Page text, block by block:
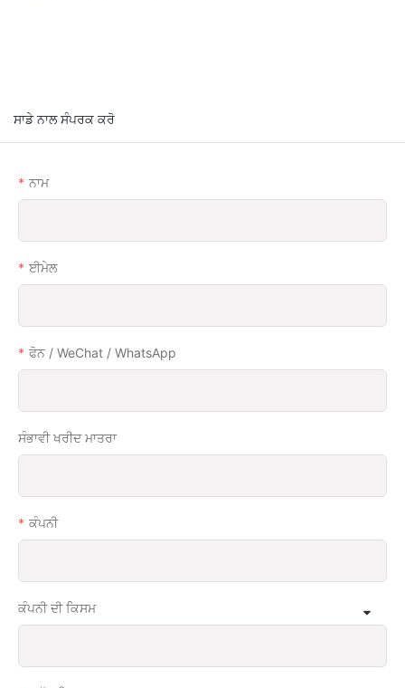
ਸਾਡੇ ਨਾਲ ਸੰਪਰਕ ਕਰੋ
ਨਾਮ
ਈਮੇਲ
ਫੋਨ / WeChat / WhatsApp
ਸੰਭਾਵੀ ਖਰੀਦ ਮਾਤਰਾ
ਕੰਪਨੀ
ਕੰਪਨੀ ਦੀ ਕਿਸਮ